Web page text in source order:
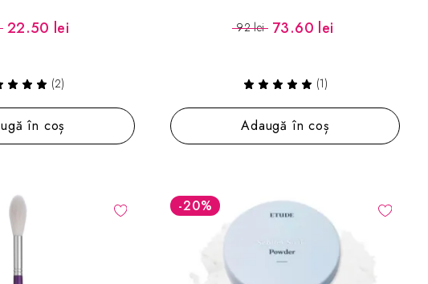
22.50 lei
(2)
în coș
92 lei 73.60 lei
(1)
Adaugă în coș
-20%